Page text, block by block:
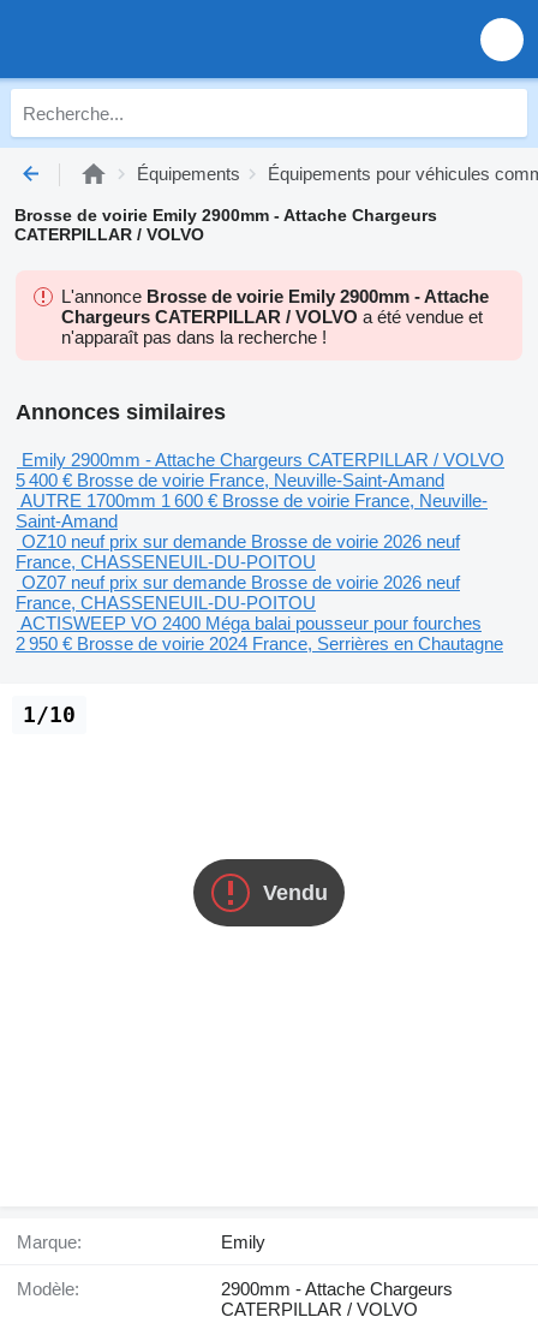
Équipements Équipements pour véhicules
Brosse de voirie Emily 2900mm - Attache Chargeurs
CATERPILLAR / VOLVO
L'annonce Brosse de voirie Emily 2900mm - Attache
Chargeurs CATERPILLAR / VOLVO a été vendue et
n'apparaît pas dans la recherche !
Annonces similaires
Emily 2900mm - Attache Chargeurs CATERPILLAR / VOLVO
5 400 € Brosse de voirie France, Neuville-Saint-Amand
AUTRE 1700mm 1 600 € Brosse de voirie France, Neuville-
Saint-Amand
OZ10 neuf prix sur demande Brosse de voirie 2026 neuf
France, CHASSENEUIL-DU-POITOU
OZ07 neuf prix sur demande Brosse de voirie 2026 neuf
France, CHASSENEUIL-DU-POITOU
ACTISWEEP VO 2400 Méga balai pousseur pour fourches
2 950 € Brosse de voirie 2024 France, Serrières en Chautagne
Vendu
1/10
Marque: Emily
Modèle:
2900mm - Attache Chargeurs
CATERPILLAR / VOLVO